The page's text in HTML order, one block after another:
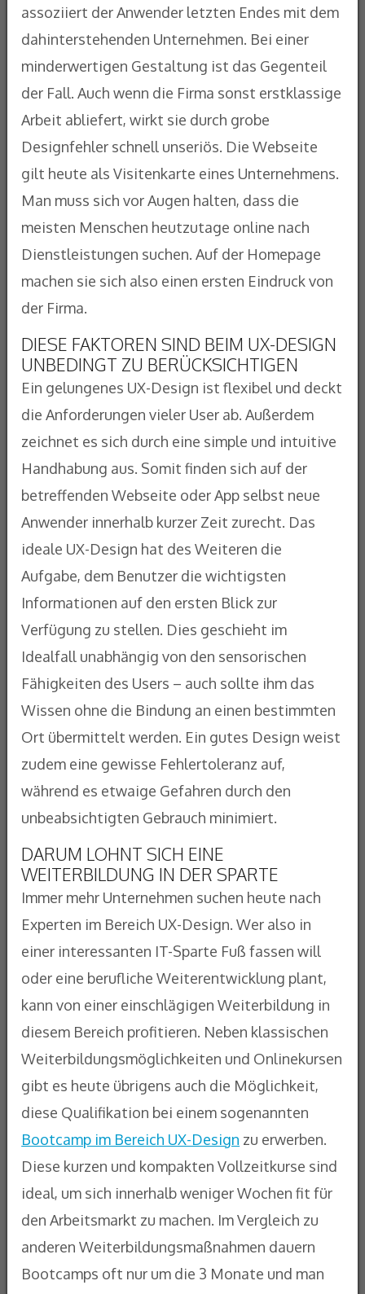
assoziiert der Anwender letzten Endes mit dem
dahinterstehenden Unternehmen. Bei einer
minderwertigen Gestaltung ist das Gegenteil
der Fall. Auch wenn die Firma sonst erstklassige
Arbeit abliefert, wirkt sie durch grobe
Designfehler schnell unseriös. Die Webseite
gilt heute als Visitenkarte eines Unternehmens.
Man muss sich vor Augen halten, dass die
meisten Menschen heutzutage online nach
Dienstleistungen suchen. Auf der Homepage
machen sie sich also einen ersten Eindruck von
der Firma.
DIESE FAKTOREN SIND BEIM UX-DESIGN
UNBEDINGT ZU BERÜCKSICHTIGEN
Ein gelungenes UX-Design ist flexibel und deckt
die Anforderungen vieler User ab. Außerdem
zeichnet es sich durch eine simple und intuitive
Handhabung aus. Somit finden sich auf der
betreffenden Webseite oder App selbst neue
Anwender innerhalb kurzer Zeit zurecht. Das
ideale UX-Design hat des Weiteren die
Aufgabe, dem Benutzer die wichtigsten
Informationen auf den ersten Blick zur
Verfügung zu stellen. Dies geschieht im
Idealfall unabhängig von den sensorischen
Fähigkeiten des Users – auch sollte ihm das
Wissen ohne die Bindung an einen bestimmten
Ort übermittelt werden. Ein gutes Design weist
zudem eine gewisse Fehlertoleranz auf,
während es etwaige Gefahren durch den
unbeabsichtigten Gebrauch minimiert.
DARUM LOHNT SICH EINE
WEITERBILDUNG IN DER SPARTE
Immer mehr Unternehmen suchen heute nach
Experten im Bereich UX-Design. Wer also in
einer interessanten IT-Sparte Fuß fassen will
oder eine berufliche Weiterentwicklung plant,
kann von einer einschlägigen Weiterbildung in
diesem Bereich profitieren. Neben klassischen
Weiterbildungsmöglichkeiten und Onlinekursen
gibt es heute übrigens auch die Möglichkeit,
diese Qualifikation bei einem sogenannten
Bootcamp im Bereich UX-Design zu erwerben.
Diese kurzen und kompakten Vollzeitkurse sind
ideal, um sich innerhalb weniger Wochen fit für
den Arbeitsmarkt zu machen. Im Vergleich zu
anderen Weiterbildungsmaßnahmen dauern
Bootcamps oft nur um die 3 Monate und man